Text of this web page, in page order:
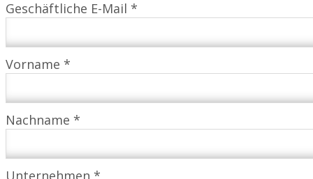
Geschäftliche E-Mail *
Vorname *
Nachname *
Unternehmen *